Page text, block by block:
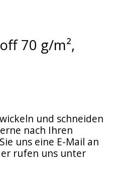
70 g/m²,
und schneiden
nach Ihren
uns eine E-Mail an
rufen uns unter